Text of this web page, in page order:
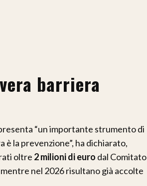
barriera
“un importante strumento di
è la prevenzione”, ha dichiarato,
oltre 2 milioni di euro dal Comitato
nel 2026 risultano già accolte